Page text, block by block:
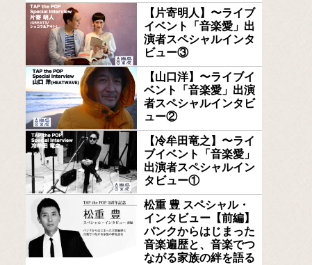
【片寄明人】〜ライブ
イベント「音楽愛」出
演者スペシャルインタ
ビュー③
【山口洋】〜ライブイ
ベント「音楽愛」出演
者スペシャルインタビ
ュー②
【冷牟田竜之】〜ライ
ブイベント「音楽愛」
出演者スペシャルイン
タビュー①
松重 豊 スペシャル・
インタビュー【前編】
パンクからはじまった
音楽遍歴と、音楽でつ
ながる家族の絆を語る